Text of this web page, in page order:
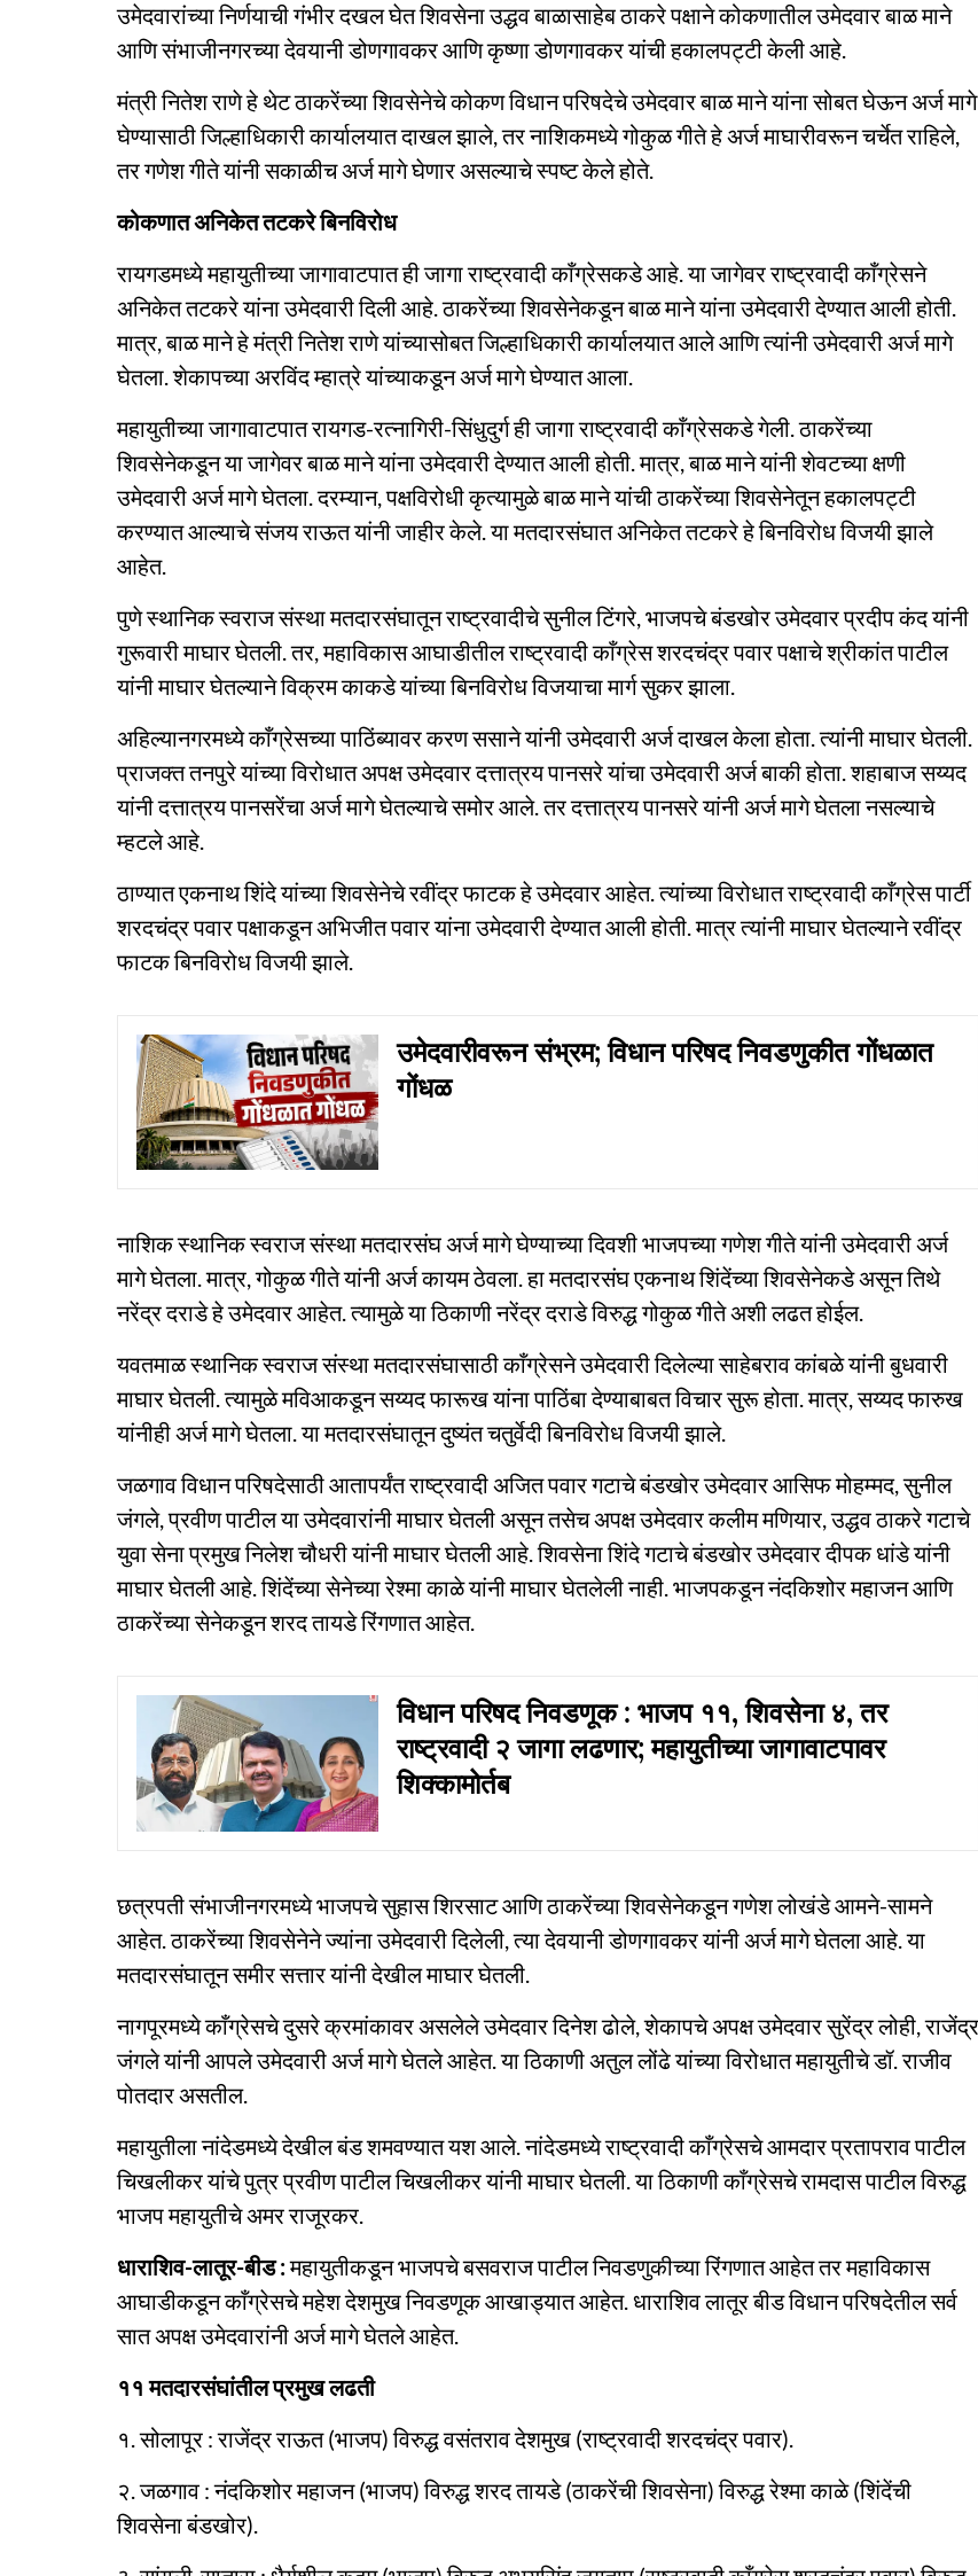
उमेदवारांच्या निर्णयाची गंभीर दखल घेत शिवसेना उद्धव बाळासाहेब ठाकरे पक्षाने कोकणातील उमेदवार बाळ माने
आणि संभाजीनगरच्या देवयानी डोणगावकर आणि कृष्णा डोणगावकर यांची हकालपट्टी केली आहे.
मंत्री नितेश राणे हे थेट ठाकरेंच्या शिवसेनेचे कोकण विधान परिषदेचे उमेदवार बाळ माने यांना सोबत घेऊन अर्ज मागे
घेण्यासाठी जिल्हाधिकारी कार्यालयात दाखल झाले, तर नाशिकमध्ये गोकुळ गीते हे अर्ज माघारीवरून चर्चेत राहिले,
तर गणेश गीते यांनी सकाळीच अर्ज मागे घेणार असल्याचे स्पष्ट केले होते.
कोकणात अनिकेत तटकरे बिनविरोध
रायगडमध्ये महायुतीच्या जागावाटपात ही जागा राष्ट्रवादी काँग्रेसकडे आहे. या जागेवर राष्ट्रवादी काँग्रेसने
अनिकेत तटकरे यांना उमेदवारी दिली आहे. ठाकरेंच्या शिवसेनेकडून बाळ माने यांना उमेदवारी देण्यात आली होती.
मात्र, बाळ माने हे मंत्री नितेश राणे यांच्यासोबत जिल्हाधिकारी कार्यालयात आले आणि त्यांनी उमेदवारी अर्ज मागे
घेतला. शेकापच्या अरविंद म्हात्रे यांच्याकडून अर्ज मागे घेण्यात आला.
महायुतीच्या जागावाटपात रायगड-रत्नागिरी-सिंधुदुर्ग ही जागा राष्ट्रवादी काँग्रेसकडे गेली. ठाकरेंच्या
शिवसेनेकडून या जागेवर बाळ माने यांना उमेदवारी देण्यात आली होती. मात्र, बाळ माने यांनी शेवटच्या क्षणी
उमेदवारी अर्ज मागे घेतला. दरम्यान, पक्षविरोधी कृत्यामुळे बाळ माने यांची ठाकरेंच्या शिवसेनेतून हकालपट्टी
करण्यात आल्याचे संजय राऊत यांनी जाहीर केले. या मतदारसंघात अनिकेत तटकरे हे बिनविरोध विजयी झाले
आहेत.
पुणे स्थानिक स्वराज संस्था मतदारसंघातून राष्ट्रवादीचे सुनील टिंगरे, भाजपचे बंडखोर उमेदवार प्रदीप कंद यांनी
गुरूवारी माघार घेतली. तर, महाविकास आघाडीतील राष्ट्रवादी काँग्रेस शरदचंद्र पवार पक्षाचे श्रीकांत पाटील
यांनी माघार घेतल्याने विक्रम काकडे यांच्या बिनविरोध विजयाचा मार्ग सुकर झाला.
अहिल्यानगरमध्ये काँग्रेसच्या पाठिंब्यावर करण ससाने यांनी उमेदवारी अर्ज दाखल केला होता. त्यांनी माघार घेतली.
प्राजक्त तनपुरे यांच्या विरोधात अपक्ष उमेदवार दत्तात्रय पानसरे यांचा उमेदवारी अर्ज बाकी होता. शहाबाज सय्यद
यांनी दत्तात्रय पानसरेंचा अर्ज मागे घेतल्याचे समोर आले. तर दत्तात्रय पानसरे यांनी अर्ज मागे घेतला नसल्याचे
म्हटले आहे.
ठाण्यात एकनाथ शिंदे यांच्या शिवसेनेचे रवींद्र फाटक हे उमेदवार आहेत. त्यांच्या विरोधात राष्ट्रवादी काँग्रेस पार्टी
शरदचंद्र पवार पक्षाकडून अभिजीत पवार यांना उमेदवारी देण्यात आली होती. मात्र त्यांनी माघार घेतल्याने रवींद्र
फाटक बिनविरोध विजयी झाले.
उमेदवारीवरून संभ्रम; विधान परिषद निवडणुकीत गोंधळात
गोंधळ
नाशिक स्थानिक स्वराज संस्था मतदारसंघ अर्ज मागे घेण्याच्या दिवशी भाजपच्या गणेश गीते यांनी उमेदवारी अर्ज
मागे घेतला. मात्र, गोकुळ गीते यांनी अर्ज कायम ठेवला. हा मतदारसंघ एकनाथ शिंदेंच्या शिवसेनेकडे असून तिथे
नरेंद्र दराडे हे उमेदवार आहेत. त्यामुळे या ठिकाणी नरेंद्र दराडे विरुद्ध गोकुळ गीते अशी लढत होईल.
यवतमाळ स्थानिक स्वराज संस्था मतदारसंघासाठी काँग्रेसने उमेदवारी दिलेल्या साहेबराव कांबळे यांनी बुधवारी
माघार घेतली. त्यामुळे मविआकडून सय्यद फारूख यांना पाठिंबा देण्याबाबत विचार सुरू होता. मात्र, सय्यद फारुख
यांनीही अर्ज मागे घेतला. या मतदारसंघातून दुष्यंत चतुर्वेदी बिनविरोध विजयी झाले.
जळगाव विधान परिषदेसाठी आतापर्यंत राष्ट्रवादी अजित पवार गटाचे बंडखोर उमेदवार आसिफ मोहम्मद, सुनील
जंगले, प्रवीण पाटील या उमेदवारांनी माघार घेतली असून तसेच अपक्ष उमेदवार कलीम मणियार, उद्धव ठाकरे गटाचे
युवा सेना प्रमुख निलेश चौधरी यांनी माघार घेतली आहे. शिवसेना शिंदे गटाचे बंडखोर उमेदवार दीपक धांडे यांनी
माघार घेतली आहे. शिंदेंच्या सेनेच्या रेश्मा काळे यांनी माघार घेतलेली नाही. भाजपकडून नंदकिशोर महाजन आणि
ठाकरेंच्या सेनेकडून शरद तायडे रिंगणात आहेत.
विधान परिषद निवडणूक : भाजप ११, शिवसेना ४, तर
राष्ट्रवादी २ जागा लढणार; महायुतीच्या जागावाटपावर
शिक्कामोर्तब
छत्रपती संभाजीनगरमध्ये भाजपचे सुहास शिरसाट आणि ठाकरेंच्या शिवसेनेकडून गणेश लोखंडे आमने-सामने
आहेत. ठाकरेंच्या शिवसेनेने ज्यांना उमेदवारी दिलेली, त्या देवयानी डोणगावकर यांनी अर्ज मागे घेतला आहे. या
मतदारसंघातून समीर सत्तार यांनी देखील माघार घेतली.
नागपूरमध्ये काँग्रेसचे दुसरे क्रमांकावर असलेले उमेदवार दिनेश ढोले, शेकापचे अपक्ष उमेदवार सुरेंद्र लोही, राजेंद्र
जंगले यांनी आपले उमेदवारी अर्ज मागे घेतले आहेत. या ठिकाणी अतुल लोंढे यांच्या विरोधात महायुतीचे डॉ. राजीव
पोतदार असतील.
महायुतीला नांदेडमध्ये देखील बंड शमवण्यात यश आले. नांदेडमध्ये राष्ट्रवादी काँग्रेसचे आमदार प्रतापराव पाटील
चिखलीकर यांचे पुत्र प्रवीण पाटील चिखलीकर यांनी माघार घेतली. या ठिकाणी काँग्रेसचे रामदास पाटील विरुद्ध
भाजप महायुतीचे अमर राजूरकर.
धाराशिव-लातूर-बीड :महायुतीकडून भाजपचे बसवराज पाटील निवडणुकीच्या रिंगणात आहेत तर महाविकास
आघाडीकडून काँग्रेसचे महेश देशमुख निवडणूक आखाड्यात आहेत. धाराशिव लातूर बीड विधान परिषदेतील सर्व
सात अपक्ष उमेदवारांनी अर्ज मागे घेतले आहेत.
११ मतदारसंघांतील प्रमुख लढती
१. सोलापूर : राजेंद्र राऊत (भाजप) विरुद्ध वसंतराव देशमुख (राष्ट्रवादी शरदचंद्र पवार).
२. जळगाव : नंदकिशोर महाजन (भाजप) विरुद्ध शरद तायडे (ठाकरेंची शिवसेना) विरुद्ध रेश्मा काळे (शिंदेंची
शिवसेना बंडखोर).